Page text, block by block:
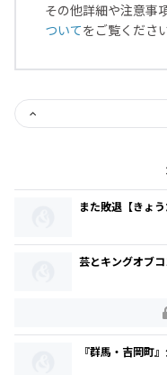
その他詳細や注意事
ついてをご覧ください
また敗退【きょう
芸とキングオブコ
『群馬・吉岡町